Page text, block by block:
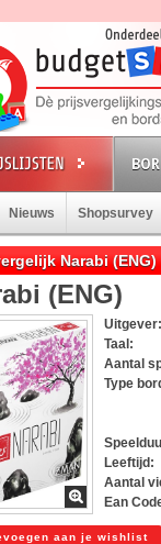
Nieuws Shopsurvey
Narabi (ENG)
(ENG)
Uitgever:
Taal:
Aantal
Type
Leeftijd:
Aantal
Ean
aan je wishlist